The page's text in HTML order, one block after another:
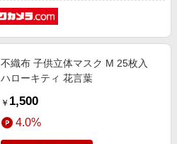
不織布 子供立体マスク M 25枚入
ハローキティ 花言葉
￥ 1,500
4.0%